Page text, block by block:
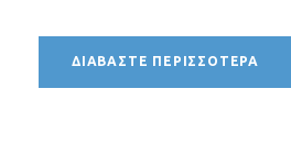
ΔΙΑΒΆΣΤΕ ΠΕΡΙΣΣΌΤΕΡΑ